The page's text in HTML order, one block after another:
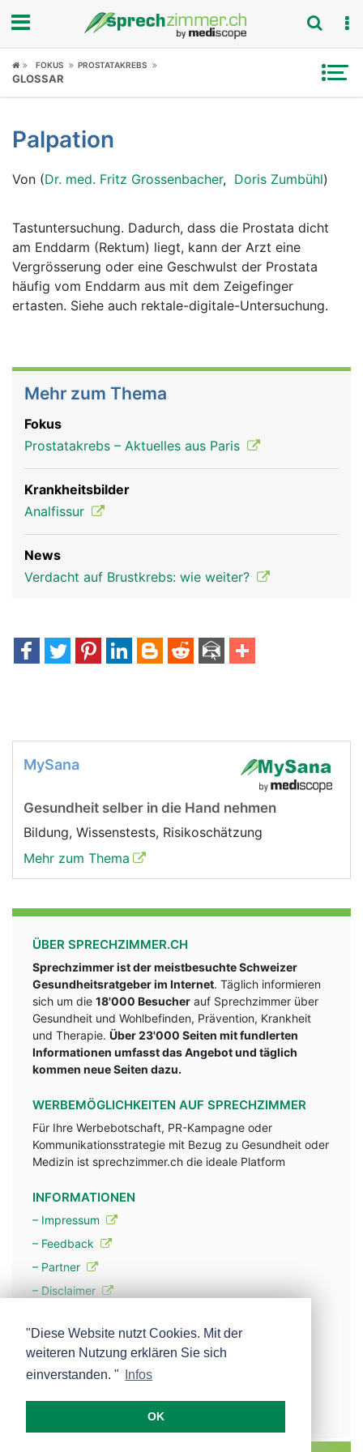
Fokus
Symptome
Untersuchungen
News
Ratgeber
Rubriken
FOKUS PROSTATAKREBS
GLOSSAR
Palpation
Von (Dr. med. Fritz Grossenbacher, Doris Zumbühl)
Tastuntersuchung. Dadurch, dass die Prostata dicht
am Enddarm (Rektum) liegt, kann der Arzt eine
Vergrösserung oder eine Geschwulst der Prostata
häufig vom Enddarm aus mit dem Zeigefinger
ertasten. Siehe auch rektale-digitale-Untersuchung.
Mehr zum Thema
Fokus
Prostatakrebs – Aktuelles aus Paris
Krankheitsbilder
Analfissur
News
Verdacht auf Brustkrebs: wie weiter?
MySana
Gesundheit selber in die Hand nehmen
Bildung, Wissenstests, Risikoschätzung
Mehr zum Thema
ÜBER SPRECHZIMMER.CH
Sprechzimmer ist der meistbesuchte Schweizer
Gesundheitsratgeber im Internet. Täglich informieren
sich um die 18'000 Besucher auf Sprechzimmer über
Gesundheit und Wohlbefinden, Prävention, Krankheit
und Therapie. Über 23'000 Seiten mit fundlerten
Informationen umfasst das Angebot und täglich
kommen neue Seiten dazu.
WERBEMÖGLICHKEITEN AUF SPRECHZIMMER
Für Ihre Werbebotschaft, PR-Kampagne oder
Kommunikationsstrategie mit Bezug zu Gesundheit oder
Medizin ist sprechzimmer.ch die ideale Platform
INFORMATIONEN
– Impressum
– Feedback
– Partner
– Disclaimer
– Werbung
– Mehr über unsere Experten
"Diese Website nutzt Cookies. Mit der
weiteren Nutzung erklären Sie sich
einverstanden. "
Infos
OK